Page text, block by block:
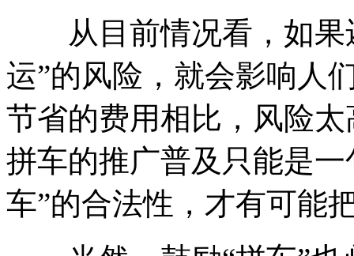
从目前情况看，如果
运”的风险，就会影响人
节省的费用相比，风险
拼车的推广普及只能是
车”的合法性，才有可能